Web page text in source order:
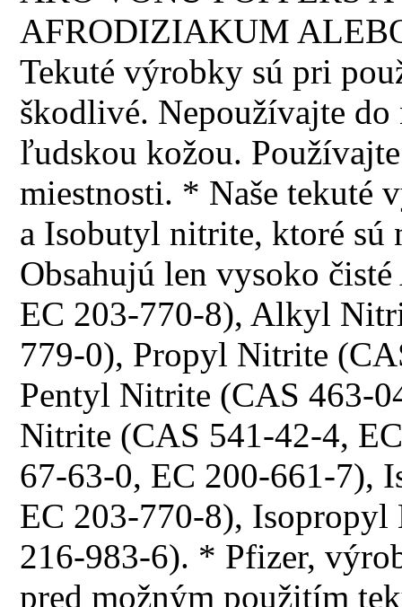
AFRODIZIAKUM
Tekuté výrobky sú pri
škodlivé. Nepoužívajte
ľudskou kožou.
miestnosti. * Naše tekuté
a Isobutyl nitrite, ktoré sú
Obsahujú len vysoko
EC 203-770-8), Alkyl
779-0), Propyl Nitrite
Pentyl Nitrite (CAS 463-
Nitrite (CAS 541-42-4,
67-63-0, EC 200-661-7),
EC 203-770-8),
216-983-6). * Pfizer,
pred možným použitím